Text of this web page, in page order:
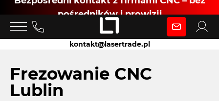
pośredników i prowizji
Zaloguj się
jako
kontakt@lasertrade.pl
Frezowanie CNC
Lublin